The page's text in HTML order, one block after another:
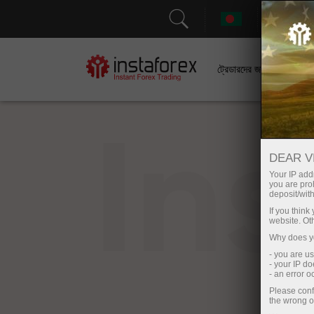
ট্রেডারদের জন্য
DEAR
Your IP
you are
deposit/
If you
website.
Why does
- you are
- your IP
- an error
Please
the wrong